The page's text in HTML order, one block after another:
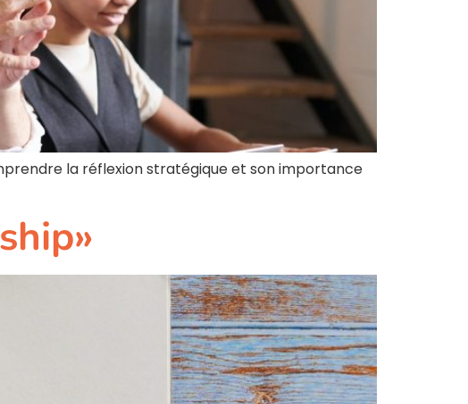
la réflexion stratégique et son importance